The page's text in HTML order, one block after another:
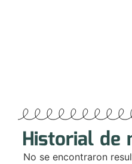
Historial de
No se encontraron